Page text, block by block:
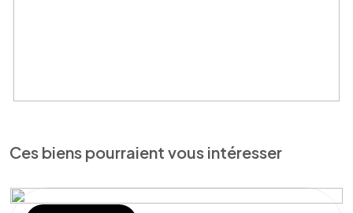
Ces biens pourraient vous intéresser